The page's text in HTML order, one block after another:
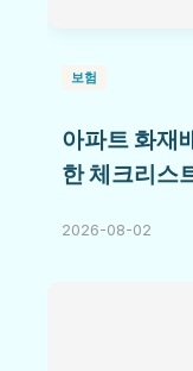
보험
아파트 화재
한 체크리스
2026-08-02